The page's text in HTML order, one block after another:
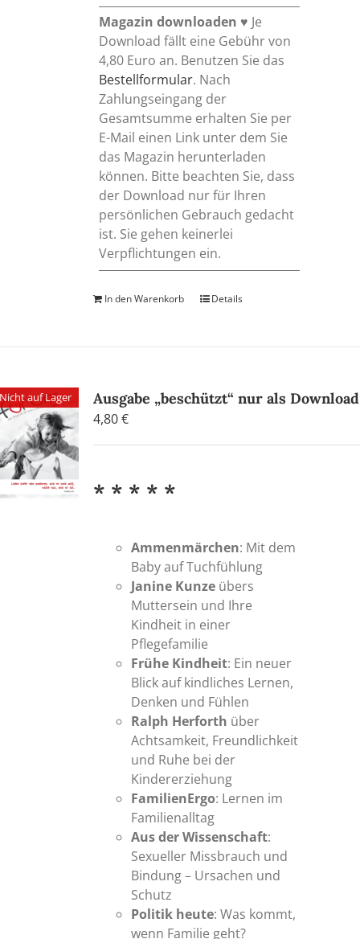
Magazin downloaden ♥ Je
Download fällt eine Gebühr von
4,80 Euro an. Benutzen Sie das
Bestellformular. Nach
Zahlungseingang der
Gesamtsumme erhalten Sie per
E-Mail einen Link unter dem Sie
das Magazin herunterladen
können. Bitte beachten Sie, dass
der Download nur für Ihren
persönlichen Gebrauch gedacht
ist. Sie gehen keinerlei
Verpflichtungen ein.
In den Warenkorb Details
auf Lager Ausgabe „beschützt“ nur als Download
4,80€
* * * * *
Ammenmärchen: Mit dem
Baby auf Tuchfühlung
Janine Kunze übers
Muttersein und Ihre
Kindheit in einer
Pflegefamilie
Frühe Kindheit: Ein neuer
Blick auf kindliches Lernen,
Denken und Fühlen
Ralph Herforth über
Achtsamkeit, Freundlichkeit
und Ruhe bei der
Kindererziehung
FamilienErgo: Lernen im
Familienalltag
Aus der Wissenschaft:
Sexueller Missbrauch und
Bindung – Ursachen und
Schutz
Politik heute: Was kommt,
wenn Familie geht?